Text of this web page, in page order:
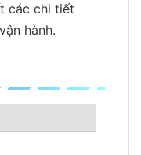
các chi tiết
hành.